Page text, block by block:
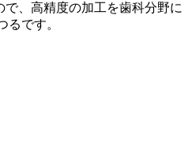
、高精度の加工を歯科分野に
です。